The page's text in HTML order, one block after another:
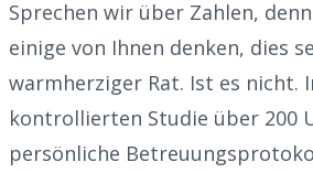
Sprechen wir über Zahlen,
einige von Ihnen denken, dies
warmherziger Rat. Ist es nicht.
kontrollierten Studie über 200
persönliche